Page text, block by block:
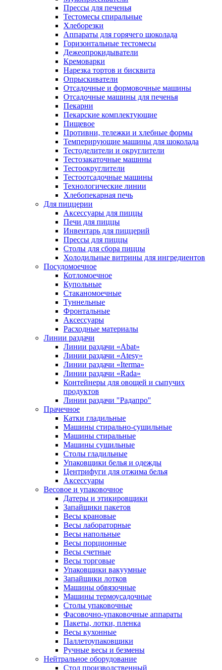
Прессы для печенья
Тестомесы спиральные
Хлеборезки
Аппараты для горячего шоколада
Горизонтальные тестомесы
Дежеопрокидыватели
Кремоварки
Нарезка тортов и бисквита
Опрыскиватели
Отсадочные и формовочные машины
Отсадочные машины для печенья
Пекарни
Пекарские комплектующие
Пищевое
Противни, тележки и хлебные формы
Темперирующие машины для шоколада
Тестоделители и округлители
Тестозакаточные машины
Тестоокруглители
Тестоотсадочные машины
Технологические линии
Хлебопекарная печь
Для пиццерии
Аксессуары для пиццы
Печи для пиццы
Инвентарь для пиццерий
Прессы для пиццы
Столы для сбора пиццы
Холодильные витрины для ингредиентов
Посудомоечное
Котломоечное
Купольные
Стаканомоечные
Туннельные
Фронтальные
Аксессуары
Расходные материалы
Линии раздачи
Линии раздачи «Abat»
Линии раздачи «Atesy»
Линии раздачи «Iterma»
Линии раздачи «Rada»
Контейнеры для овощей и сыпучих
продуктов
Линии раздачи "Радапро"
Прачечное
Катки гладильные
Машины стирально-сушильные
Машины стиральные
Машины сушильные
Столы гладильные
Упаковщики белья и одежды
Центрифуги для отжима белья
Аксессуары
Весовое и упаковочное
Датеры и этикировщики
Запайщики пакетов
Весы крановые
Весы лабораторные
Весы напольные
Весы порционные
Весы счетные
Весы торговые
Упаковщики вакуумные
Запайщики лотков
Машины обвязочные
Машины термоусадочные
Столы упаковочные
Фасовочно-упаковочные аппараты
Пакеты, лотки, пленка
Весы кухонные
Паллетоупаковщики
Ручные весы и безмены
Нейтральное оборудование
Cтол производственный